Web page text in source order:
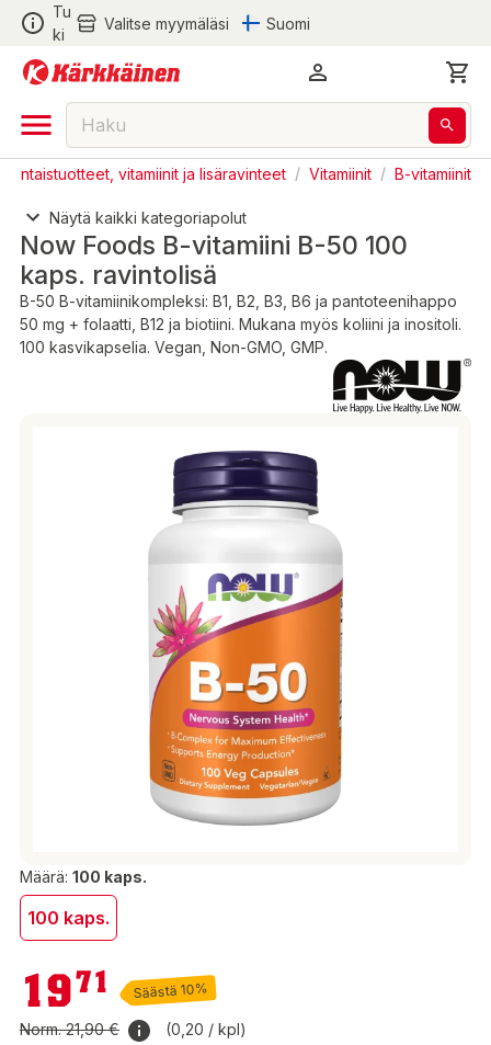
Tu
ki
Valitse myymäläsi Suomi
vitamiinit ja lisäravinteet / Vitamiinit / B-vitamiinit
Näytä kaikki kategoriapolut
Now Foods B-vitamiini B-50 100
kaps. ravintolisä
B-50 B-vitamiinikompleksi: B1, B2, B3, B6 ja pantoteenihappo
50 mg + folaatti, B12 ja biotiini. Mukana myös koliini ja inositoli.
100 kasvikapselia. Vegan, Non-GMO, GMP.
Määrä: 100 kaps.
100 kaps.
19,71 €
1971 Säästä 10%
Norm.21,90 €
(0,20 / kpl)